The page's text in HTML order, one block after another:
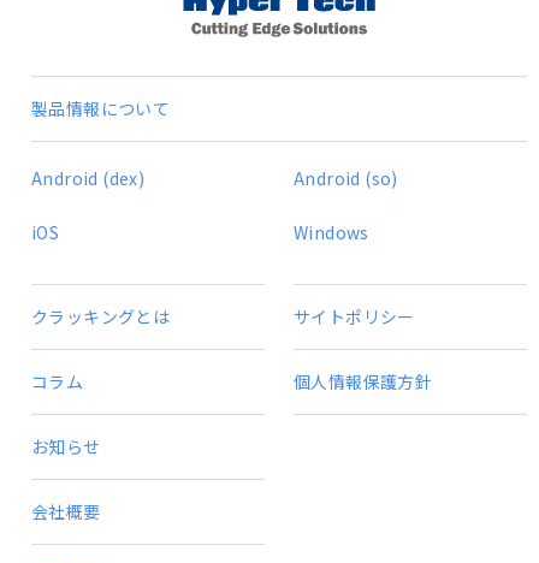
製品情報について
Android (dex) Android (so)
iOS Windows
クラッキングとは
コラム
お知らせ
会社概要
サイトポリシー
個人情報保護方針